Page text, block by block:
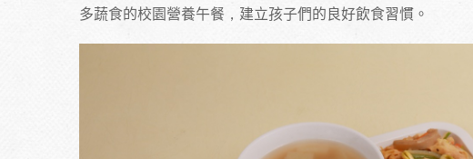
多蔬食的校園營養午餐，建立孩子們的良好飲食習慣。